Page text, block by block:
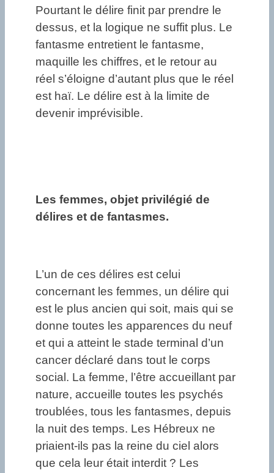
Pourtant le délire finit par prendre le
dessus, et la logique ne suffit plus. Le
fantasme entretient le fantasme,
maquille les chiffres, et le retour au
réel s’éloigne d’autant plus que le réel
est haï. Le délire est à la limite de
devenir imprévisible.
Les femmes, objet privilégié de
délires et de fantasmes.
L’un de ces délires est celui
concernant les femmes, un délire qui
est le plus ancien qui soit, mais qui se
donne toutes les apparences du neuf
et qui a atteint le stade terminal d’un
cancer déclaré dans tout le corps
social. La femme, l’être accueillant par
nature, accueille toutes les psychés
troublées, tous les fantasmes, depuis
la nuit des temps. Les Hébreux ne
priaient-ils pas la reine du ciel alors
que cela leur était interdit ? Les